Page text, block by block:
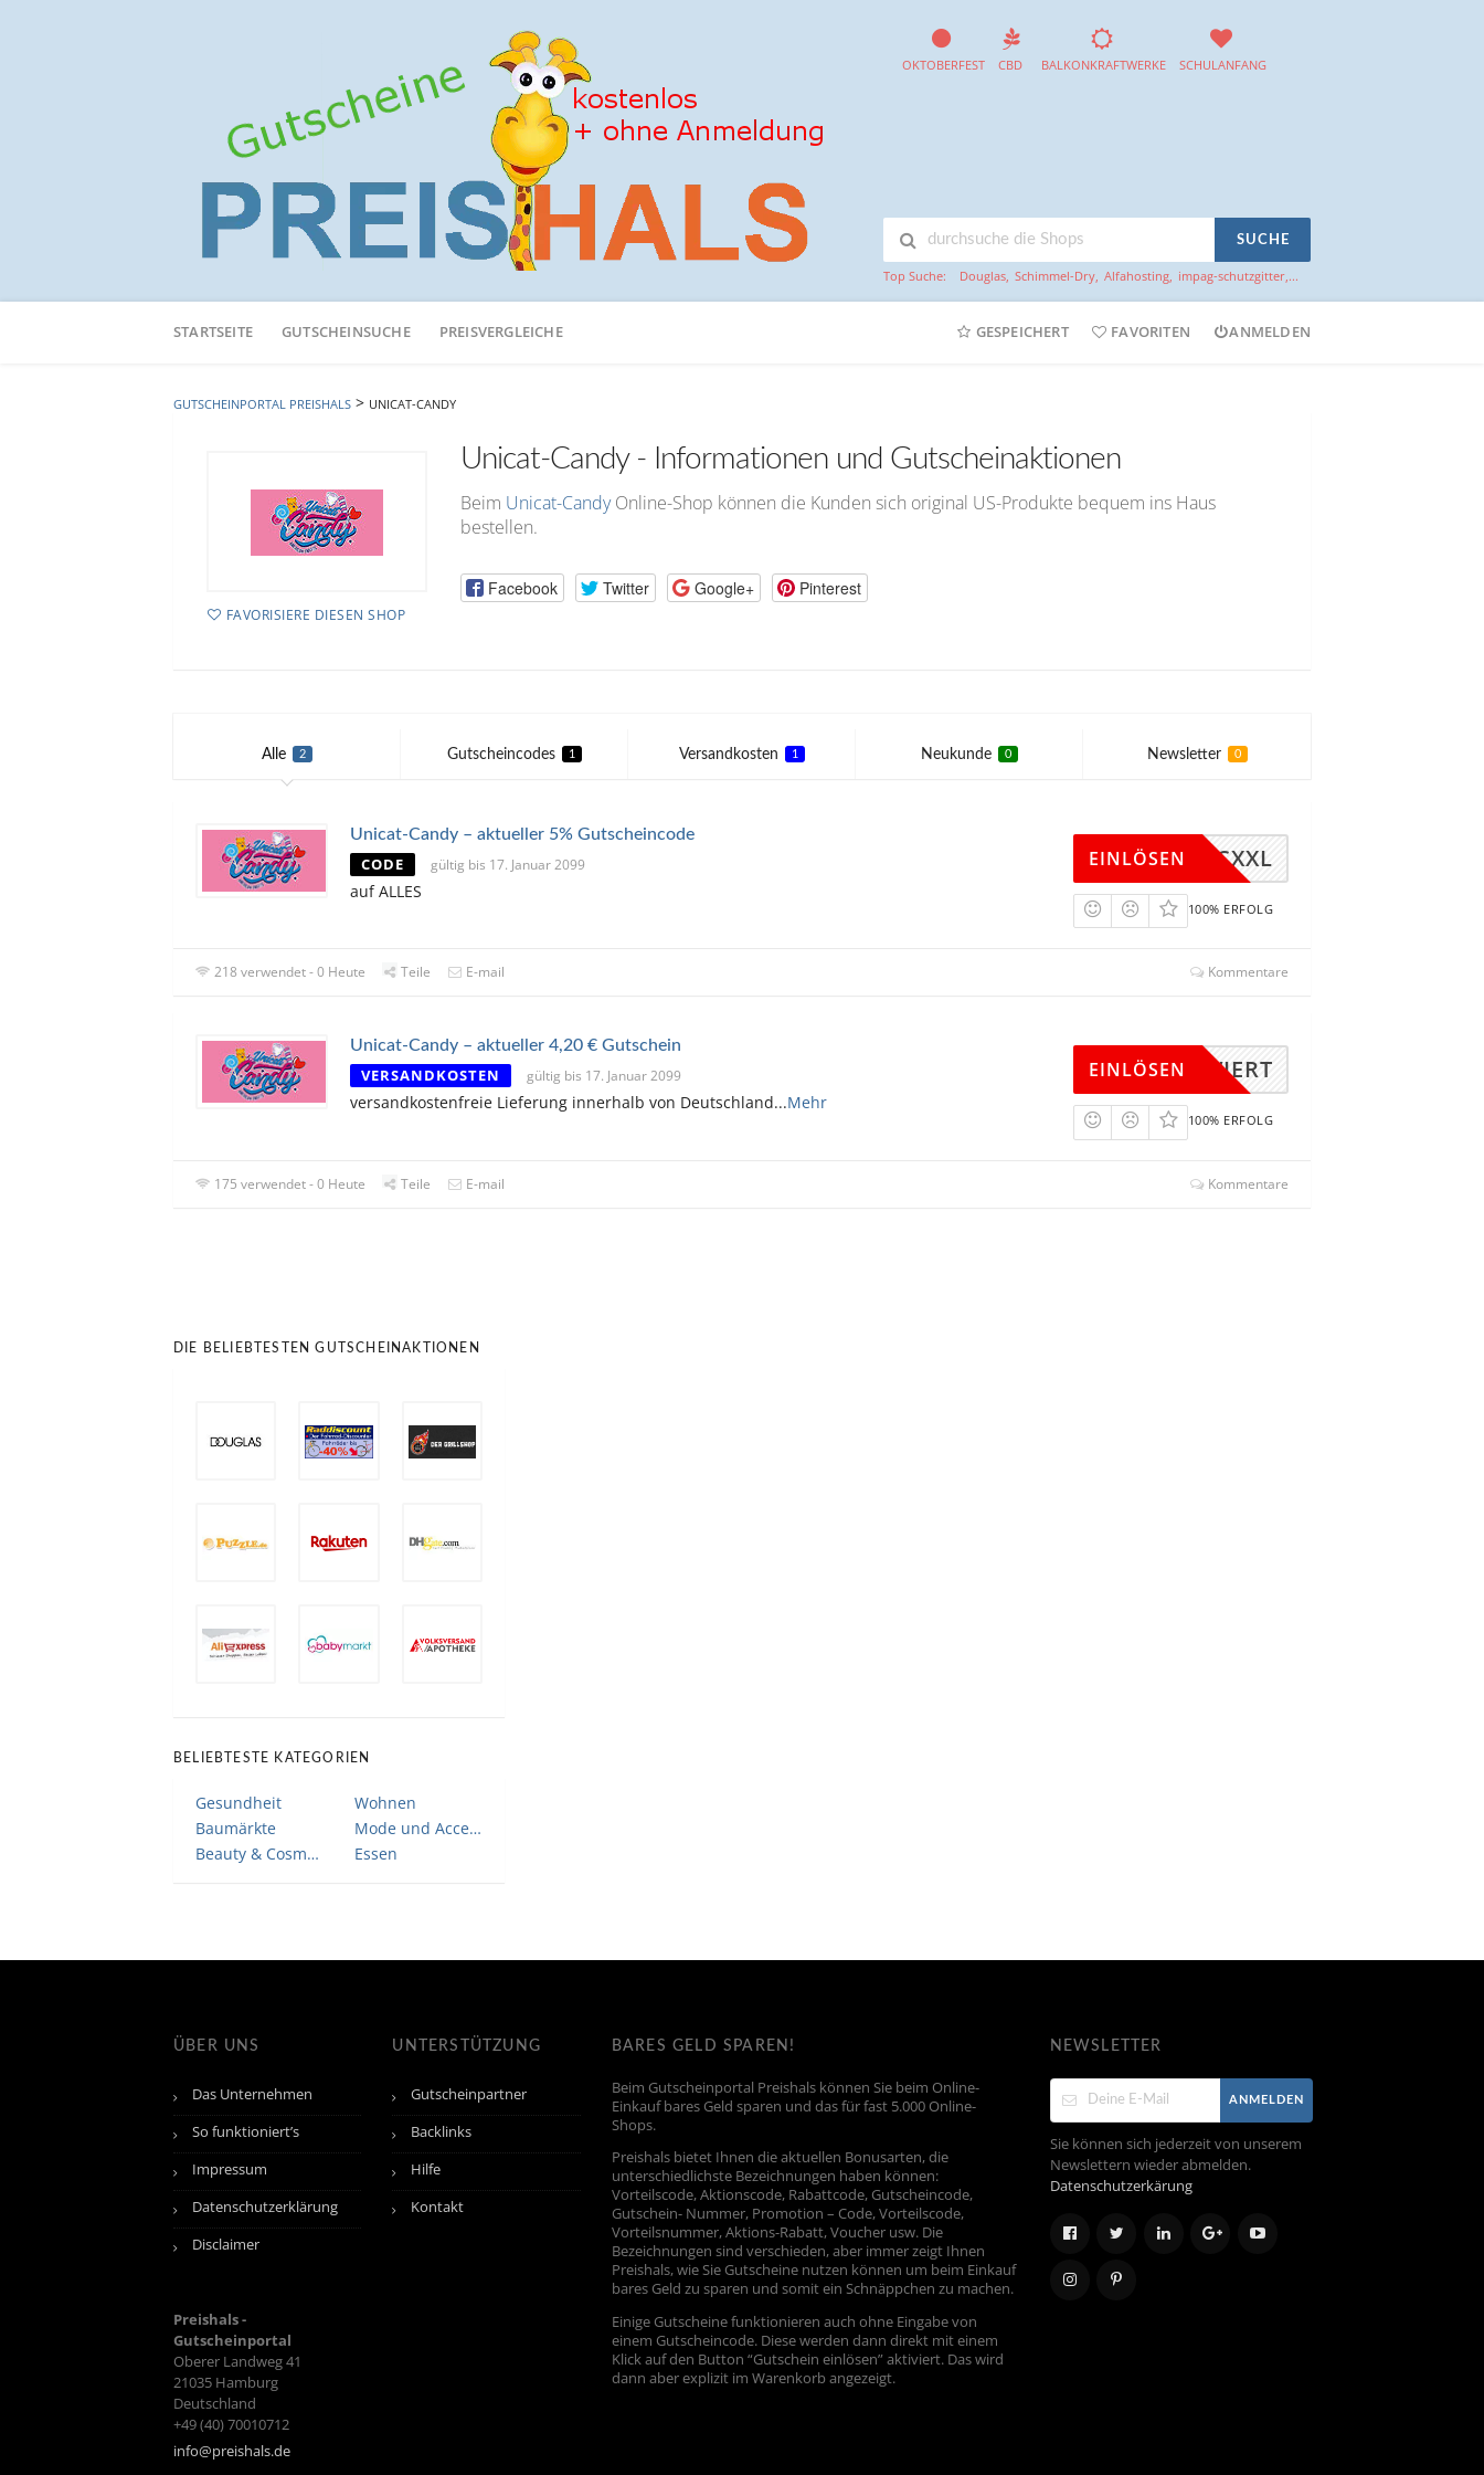
OKTOBERFEST CBD BALKONKRAFTWERKE SCHULANFANG
SUCHE
Top Suche: Douglas, Schimmel-Dry, Alfahosting, impag-schutzgitter,...
Online-
STARTSEITE GUTSCHEINSUCHE PREISVERGLEICHE GESPEICHERT FAVORITEN ANMELDEN
GUTSCHEINPORTAL PREISHALS > UNICAT-CANDY
FAVORISIERE DIESEN SHOP
Unicat-Candy - Informationen und Gutscheinaktionen
Beim Unicat-CandyOnline-Shop können die Kunden sich original US-Produkte bequem ins Haus
bestellen.
Facebook Twitter Google+ Pinterest
Alle 2 Gutscheincodes 1 Versandkosten 1 Neukunde 0 Newsletter 0
Unicat-Candy – aktueller 5% Gutscheincode
CODE gültig bis 17. Januar 2099
auf ALLES
D094CXXL
EINLÖSEN
100% ERFOLG
218 verwendet - 0 Heute Teile E-mail Kommentare
Unicat-Candy – aktueller 4,20 € Gutschein
VERSANDKOSTEN gültig bis 17. Januar 2099
versandkostenfreie Lieferung innerhalb von Deutschland...Mehr
KTIVIERT
EINLÖSEN
100% ERFOLG
175 verwendet - 0 Heute Teile E-mail Kommentare
DIE BELIEBTESTEN GUTSCHEINAKTIONEN
BELIEBTESTE KATEGORIEN
Gesundheit
Wohnen
Baumärkte
Mode und Accessoires
Beauty & Cosmetic
Essen
ÜBER UNS
Das Unternehmen
So funktioniert’s
Impressum
Datenschutzerklärung
Disclaimer
Preishals -
Gutscheinportal
Oberer Landweg 41
21035 Hamburg
Deutschland
+49 (40) 70010712
info@preishals.de
UNTERSTÜTZUNG
Gutscheinpartner
Backlinks
Hilfe
Kontakt
BARES GELD SPAREN!
Beim Gutscheinportal Preishals können Sie beim Online-
Einkauf bares Geld sparen und das für fast 5.000 Online-
Shops.
Preishals bietet Ihnen die aktuellen Bonusarten, die
unterschiedlichste Bezeichnungen haben können:
Vorteilscode, Aktionscode, Rabattcode, Gutscheincode,
Gutschein- Nummer, Promotion – Code, Vorteilscode,
Vorteilsnummer, Aktions-Rabatt, Voucher usw. Die
Bezeichnungen sind verschieden, aber immer zeigt Ihnen
Preishals, wie Sie Gutscheine nutzen können um beim Einkauf
bares Geld zu sparen und somit ein Schnäppchen zu machen.
Einige Gutscheine funktionieren auch ohne Eingabe von
einem Gutscheincode. Diese werden dann direkt mit einem
Klick auf den Button “Gutschein einlösen” aktiviert. Das wird
dann aber explizit im Warenkorb angezeigt.
NEWSLETTER
ANMELDEN
Sie können sich jederzeit von unserem
Newslettern wieder abmelden.
Datenschutzerkärung